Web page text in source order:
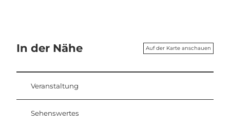
In der Nähe Auf der Karte anschauen
Veranstaltung
Sehenswertes